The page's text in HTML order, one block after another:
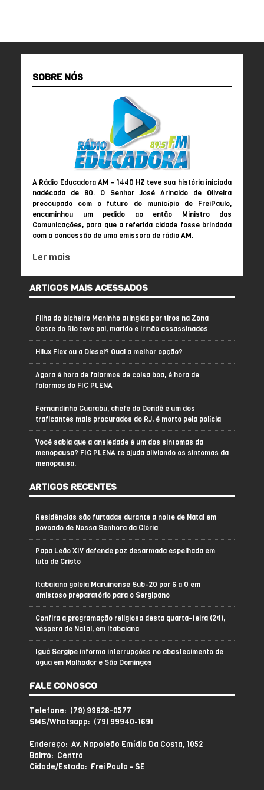
SOBRE NÓS
A Rádio Educadora AM – 1440 HZ teve sua história iniciada
nadécada de 80. O Senhor José Arinaldo de Oliveira
preocupado com o futuro do município de FreiPaulo,
encaminhou um pedido ao então Ministro das
Comunicações, para que a referida cidade fosse brindada
com a concessão de uma emissora de rádio AM.
Ler mais
ARTIGOS MAIS ACESSADOS
Filha do bicheiro Maninho atingida por tiros na Zona
Oeste do Rio teve pai, marido e irmão assassinados
Hilux Flex ou a Diesel? Qual a melhor opção?
Agora é hora de falarmos de coisa boa, é hora de
falarmos do FIC PLENA
Fernandinho Guarabu, chefe do Dendê e um dos
traficantes mais procurados do RJ, é morto pela polícia
Você sabia que a ansiedade é um dos sintomas da
menopausa? FIC PLENA te ajuda aliviando os sintomas da
menopausa.
ARTIGOS RECENTES
Residências são furtadas durante a noite de Natal em
povoado de Nossa Senhora da Glória
Papa Leão XIV defende paz desarmada espelhada em
luta de Cristo
Itabaiana goleia Maruinense Sub-20 por 6 a 0 em
amistoso preparatório para o Sergipano
Confira a programação religiosa desta quarta-feira (24),
véspera de Natal, em Itabaiana
Iguá Sergipe informa interrupções no abastecimento de
água em Malhador e São Domingos
FALE CONOSCO
Telefone: (79) 99828-0577
SMS/Whatsapp: (79) 99940-1691
Endereço: Av. Napoleão Emídio Da Costa, 1052
Bairro: Centro
Cidade/Estado: Frei Paulo - SE